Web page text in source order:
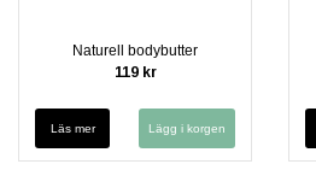
Naturell bodybutter
119 kr
Läs mer